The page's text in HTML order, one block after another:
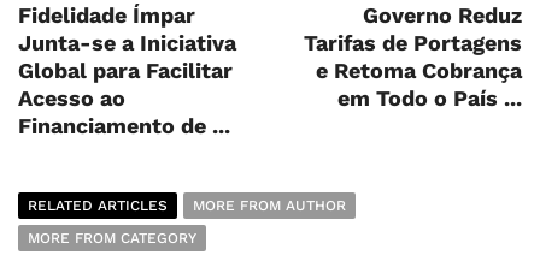
Fidelidade Ímpar
Junta-se a Iniciativa
Global para Facilitar
Acesso ao
Financiamento de ...
Governo Reduz
Tarifas de Portagens
e Retoma Cobrança
em Todo o País ...
RELATED ARTICLES
MORE FROM AUTHOR
MORE FROM CATEGORY